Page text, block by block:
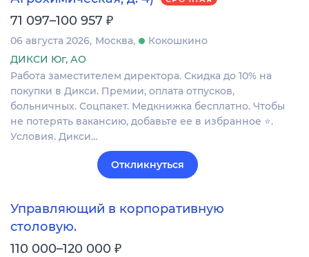
71 097–100 957 ₽
06 августа 2026 Москва
Кокошкино
ДИКСИ Юг, АО
Работа заместителем директора. Скидка до 10% на
покупки в Дикси. Премии, оплата отпусков,
больничных. Соцпакет. Медкнижка бесплатно. Чтобы
не потерять вакансию, добавьте ее в избранное ⭐.
Условия. Дикси…
Откликнуться
Управляющий в корпоративную
столовую.
110 000–120 000 ₽